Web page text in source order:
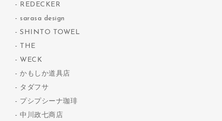
REDECKER
sarasa design
SHINTO TOWEL
THE
WECK
かもしか道具店
タダフサ
プシプシーナ珈琲
中川政七商店